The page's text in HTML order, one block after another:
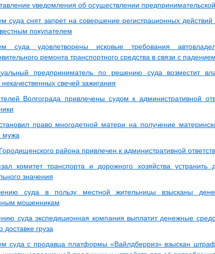
уведомления об осуществлении
суда снят запрет на совершение регистрационных
покупателем
суда удовлетворены исковые требования
ремонта транспортного средства в связи с
предприниматель по решению суда возместит
свечей зажигания
Волгограда привлечены судом к административной
право многодетной матери на получение
мужа
района привлечен к административной
комитет транспорта и дорожного хозяйства устранить
значения
суда в пользу местной жительницы взысканы
мошенникам
суда экспедиционная компания выплатит денежные
доставке груза
суда с продавца платформы «Вайлдберриз» взыскан